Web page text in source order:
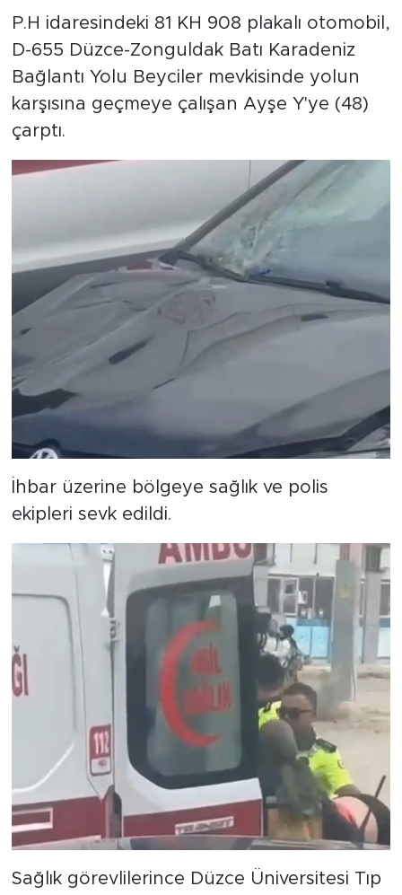
P.H idaresindeki 81 KH 908 plakalı otomobil,
D-655 Düzce-Zonguldak Batı Karadeniz
Bağlantı Yolu Beyciler mevkisinde yolun
karşısına geçmeye çalışan Ayşe Y'ye (48)
çarptı.
İhbar üzerine bölgeye sağlık ve polis
ekipleri sevk edildi.
Sağlık görevlilerince Düzce Üniversitesi Tıp